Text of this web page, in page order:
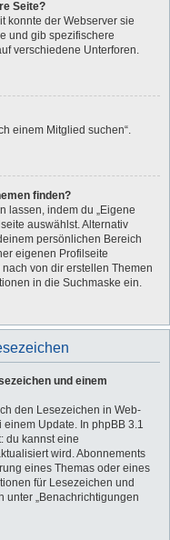
Seite?
konnte der Webserver sie
und gib spezifischere
verschiedene Unterforen.
einem Mitglied suchen“.
finden?
lassen, indem du „Eigene
auswählst. Alternativ
persönlichen Bereich
eigenen Profilseite
von dir erstellen Themen
in die Suchmaske ein.
und einem
den Lesezeichen in Web-
Update. In phpBB 3.1
du kannst eine
wird. Abonnements
eines Themas oder eines
für Lesezeichen und
unter „Benachrichtigungen